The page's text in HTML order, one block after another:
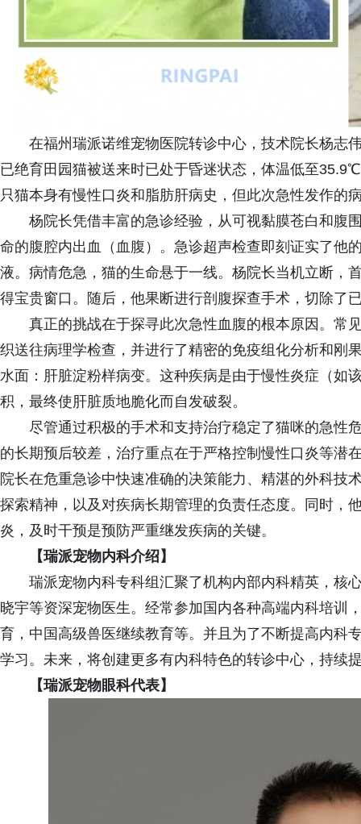
在福州瑞派诺维宠物医院转诊中心，技术院长杨志
已绝育田园猫被送来时已处于昏迷状态，体温低至
只猫本身有慢性口炎和脂肪肝病史，但此次急性发作的
杨院长凭借丰富的急诊经验，从可视黏膜苍白和腹
命的腹腔内出血（血腹）。急诊超声检查即刻证实了他
液。病情危急，猫的生命悬于一线。杨院长当机立断，
得宝贵窗口。随后，他果断进行剖腹探查手术，切除了
真正的挑战在于探寻此次急性血腹的根本原因。常
织送往病理学检查，并进行了精密的免疫组化分析和刚
水面：肝脏淀粉样病变。这种疾病是由于慢性炎症（如
积，最终使肝脏质地脆化而自发破裂。
尽管通过积极的手术和支持治疗稳定了猫咪的急性
的长期预后较差，治疗重点在于严格控制慢性口炎等潜
院长在危重急诊中快速准确的决策能力、精湛的外科技
探索精神，以及对疾病长期管理的负责任态度。同时，
炎，及时干预是预防严重继发疾病的关键。
【瑞派宠物内科介绍】
瑞派宠物内科专科组汇聚了机构内部内科精英，核
晓宇等资深宠物医生。经常参加国内各种高端内科培训
育，中国高级兽医继续教育等。并且为了不断提高内科
学习。未来，将创建更多有内科特色的转诊中心，持续
【瑞派宠物眼科代表】